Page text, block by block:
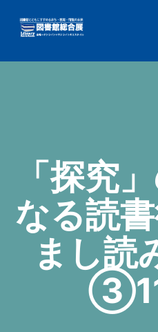
ー
用
メ
「探究
なる読
まし読